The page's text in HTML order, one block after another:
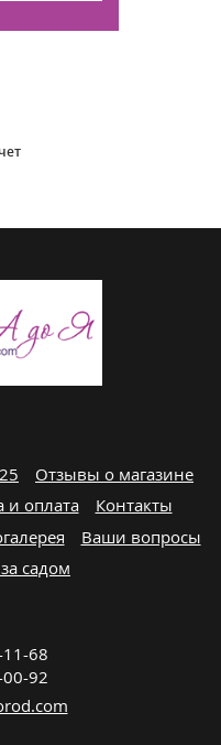
Отзывы о магазине
и оплата
Контакты
Ваши вопросы
садом
68
92